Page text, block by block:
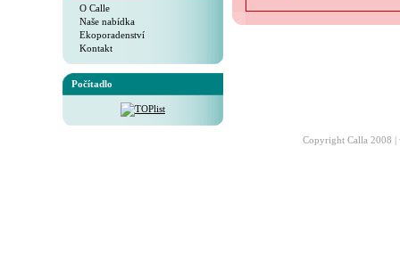
O Calle
Naše nabídka
Ekoporadenství
Kontakt
Počítadlo
Copyright Calla 2008 |